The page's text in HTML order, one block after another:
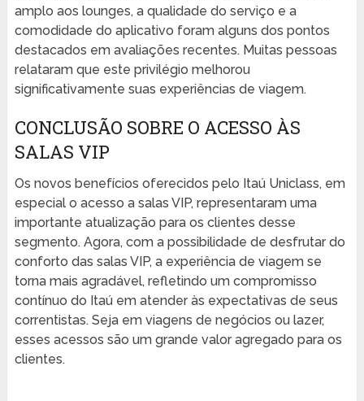
amplo aos lounges, a qualidade do serviço e a
comodidade do aplicativo foram alguns dos pontos
destacados em avaliações recentes. Muitas pessoas
relataram que este privilégio melhorou
significativamente suas experiências de viagem.
CONCLUSÃO SOBRE O ACESSO ÀS
SALAS VIP
Os novos benefícios oferecidos pelo Itaú Uniclass, em
especial o acesso a salas VIP, representaram uma
importante atualização para os clientes desse
segmento. Agora, com a possibilidade de desfrutar do
conforto das salas VIP, a experiência de viagem se
torna mais agradável, refletindo um compromisso
contínuo do Itaú em atender às expectativas de seus
correntistas. Seja em viagens de negócios ou lazer,
esses acessos são um grande valor agregado para os
clientes.